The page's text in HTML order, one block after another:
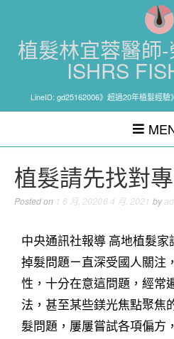
植髮林宜蓉醫師
ISHRS
LineID: gd25162006》超過20年植髮經
植髮請先找對
Posted on 1 6 月, 20206 4 月, 2021 by
中央通訊社報導 高地植髮家
掉髮問題ㄧ直深受國人關注
性，十分在意這問題，經常
法，甚至某些鎂光焦點聚焦
髮問題，屢屢嘗試各項偏方